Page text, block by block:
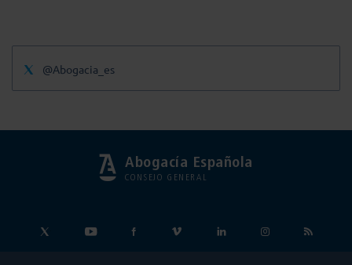
@Abogacia_es
Abogacía Española
CONSEJO GENERAL